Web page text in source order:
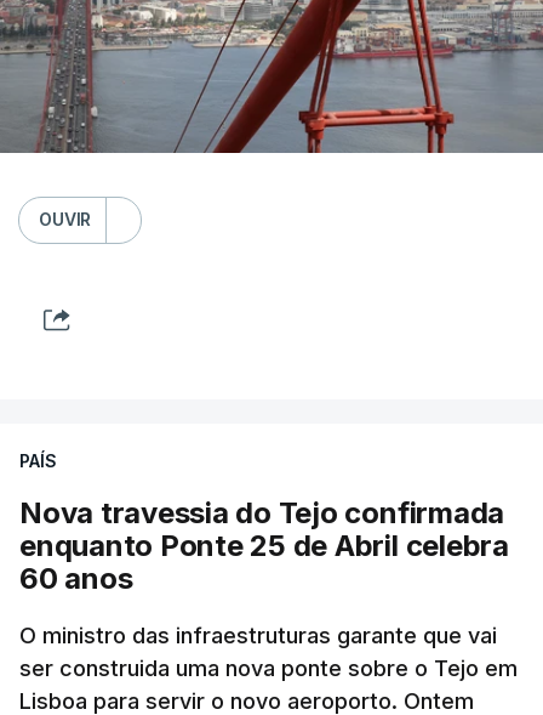
OUVIR
PAÍS
Nova travessia do Tejo confirmada
enquanto Ponte 25 de Abril celebra
60 anos
O ministro das infraestruturas garante que vai
ser construida uma nova ponte sobre o Tejo em
Lisboa para servir o novo aeroporto. Ontem